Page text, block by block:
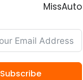
MissAuto
Subscribe